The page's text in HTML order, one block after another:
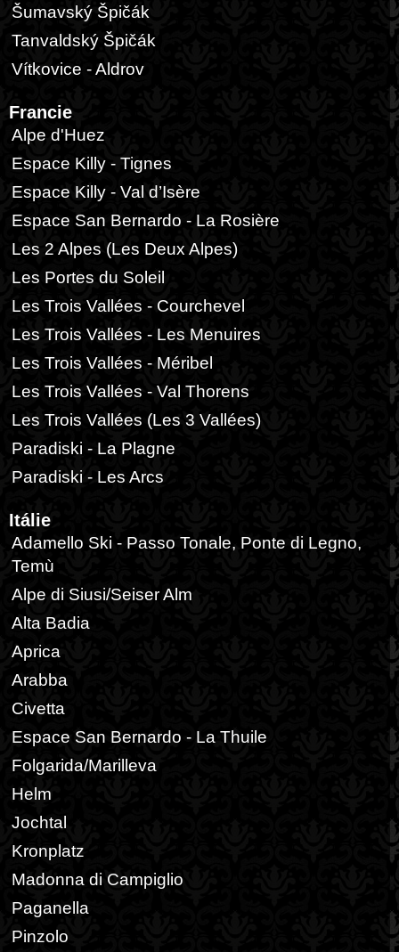
Šumavský Špičák
Tanvaldský Špičák
Vítkovice - Aldrov
Francie
Alpe d'Huez
Espace Killy - Tignes
Espace Killy - Val d’Isère
Espace San Bernardo - La Rosière
Les 2 Alpes (Les Deux Alpes)
Les Portes du Soleil
Les Trois Vallées - Courchevel
Les Trois Vallées - Les Menuires
Les Trois Vallées - Méribel
Les Trois Vallées - Val Thorens
Les Trois Vallées (Les 3 Vallées)
Paradiski - La Plagne
Paradiski - Les Arcs
Itálie
Adamello Ski - Passo Tonale, Ponte di Legno,
Temù
Alpe di Siusi/Seiser Alm
Alta Badia
Aprica
Arabba
Civetta
Espace San Bernardo - La Thuile
Folgarida/Marilleva
Helm
Jochtal
Kronplatz
Madonna di Campiglio
Paganella
Pinzolo